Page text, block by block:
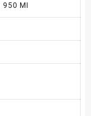
950 Ml